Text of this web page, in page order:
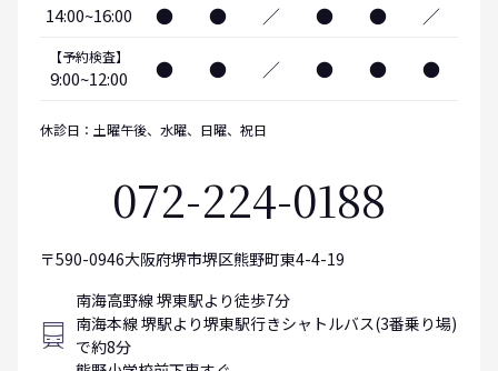
14:00~16:00 ● ● ／ ● ● ／
【予約検査】
9:00~12:00 ● ● ／ ● ● ●
休診日：土曜午後、水曜、日曜、祝日
072-224-0188
〒590-0946大阪府堺市堺区熊野町東4-4-19
南海高野線 堺東駅より徒歩7分
南海本線 堺駅より堺東駅行きシャトルバス(3番乗り場)
で約8分